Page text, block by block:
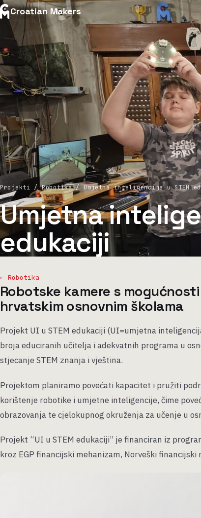
Croatian Makers
Projekti / Robotika / Umjetna inteligencija u STEM
Umjetna
edukaciji
← Robotika
Robotske kamere s
hrvatskim osnovnim školama
Projekt UI u STEM edukaciji (UI=umjetna
broja educiranih učitelja i adekvatnih programa u
stjecanje STEM znanja i vještina.
Projektom planiramo povećati kapacitet i pružiti
korištenje robotike i umjetne inteligencije, čime
obrazovanja te cjelokupnog okruženja za učenje u
Projekt “UI u STEM edukaciji” je financiran iz
kroz EGP financijski mehanizam, Norveški